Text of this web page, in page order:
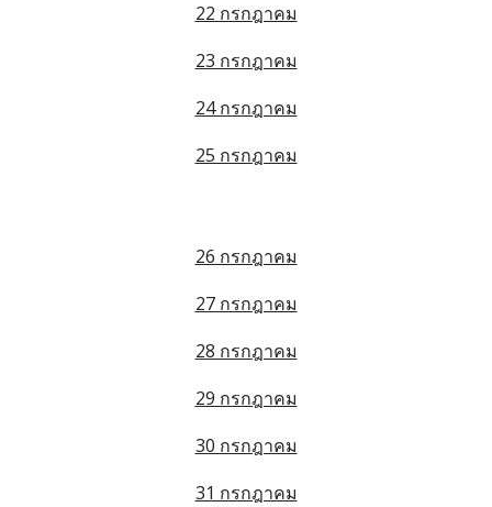
22 กรกฎาคม
23 กรกฎาคม
24 กรกฎาคม
25 กรกฎาคม
26 กรกฎาคม
27 กรกฎาคม
28 กรกฎาคม
29 กรกฎาคม
30 กรกฎาคม
31 กรกฎาคม